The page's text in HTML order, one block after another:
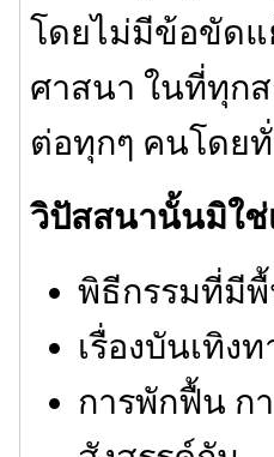
โดยไม่มีข้อขัดแ
ศาสนา ในที่ทุก
ต่อทุกๆ คนโดย
วิปัสสนานั้นมิใช่
พิธีกรรมที่มีพื้
เรื่องบันเทิ
การพักฟื้น ก